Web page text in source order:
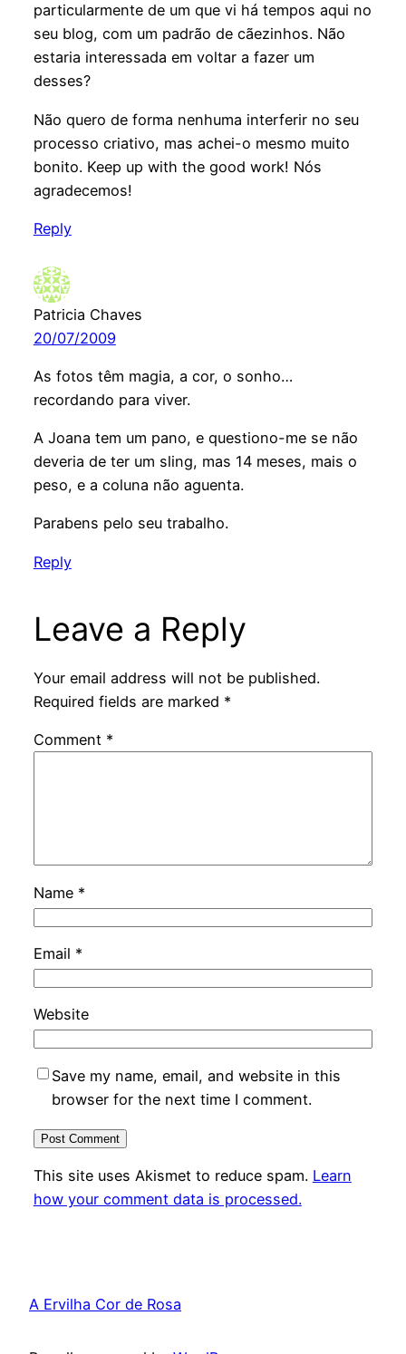
particularmente de um que vi há tempos aqui no
seu blog, com um padrão de cãezinhos. Não
estaria interessada em voltar a fazer um
desses?
Não quero de forma nenhuma interferir no seu
processo criativo, mas achei-o mesmo muito
bonito. Keep up with the good work! Nós
agradecemos!
Reply
Patricia Chaves
20/07/2009
As fotos têm magia, a cor, o sonho…
recordando para viver.
A Joana tem um pano, e questiono-me se não
deveria de ter um sling, mas 14 meses, mais o
peso, e a coluna não aguenta.
Parabens pelo seu trabalho.
Reply
Leave a Reply
Your email address will not be published.
Required fields are marked *
Comment *
Name *
Email *
Website
Save my name, email, and website in this
browser for the next time I comment.
This site uses Akismet to reduce spam. Learn
how your comment data is processed.
A Ervilha Cor de Rosa